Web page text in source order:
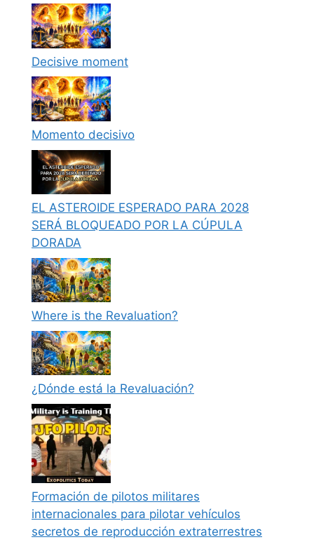
Decisive moment
Momento decisivo
EL ASTEROIDE ESPERADO PARA 2028
SERÁ BLOQUEADO POR LA CÚPULA
DORADA
Where is the Revaluation?
¿Dónde está la Revaluación?
Formación de pilotos militares
internacionales para pilotar vehículos
secretos de reproducción extraterrestres